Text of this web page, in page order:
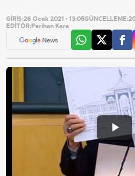
GİRİŞ:26 Ocak 2021 - 13:05GÜNCELLEME:
EDİTÖR:Perihan Kara